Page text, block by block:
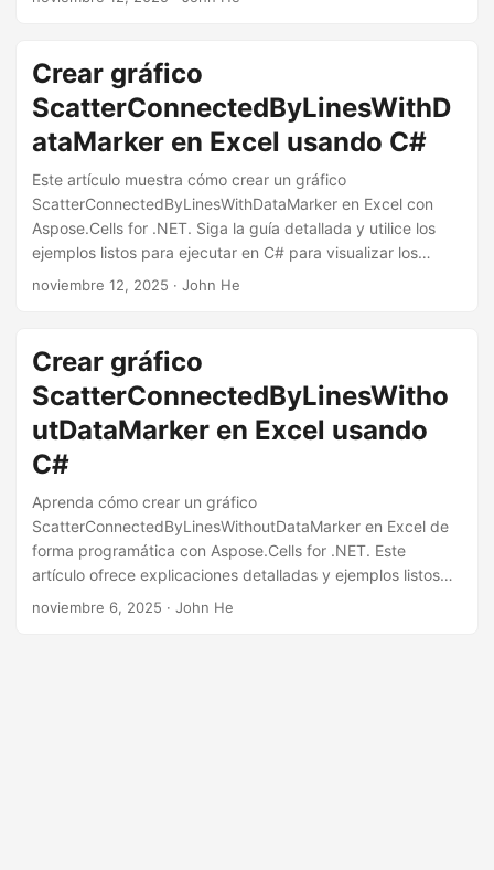
Crear gráfico
ScatterConnectedByLinesWithD
ataMarker en Excel usando C#
Este artículo muestra cómo crear un gráfico
ScatterConnectedByLinesWithDataMarker en Excel con
Aspose.Cells for .NET. Siga la guía detallada y utilice los
ejemplos listos para ejecutar en C# para visualizar los
puntos de datos conectados por líneas y mostrados con
noviembre 12, 2025 · John He
Crear gráfico
ScatterConnectedByLinesWitho
utDataMarker en Excel usando
C#
Aprenda cómo crear un gráfico
ScatterConnectedByLinesWithoutDataMarker en Excel de
forma programática con Aspose.Cells for .NET. Este
artículo ofrece explicaciones detalladas y ejemplos listos
para ejecutar en C#.
noviembre 6, 2025 · John He